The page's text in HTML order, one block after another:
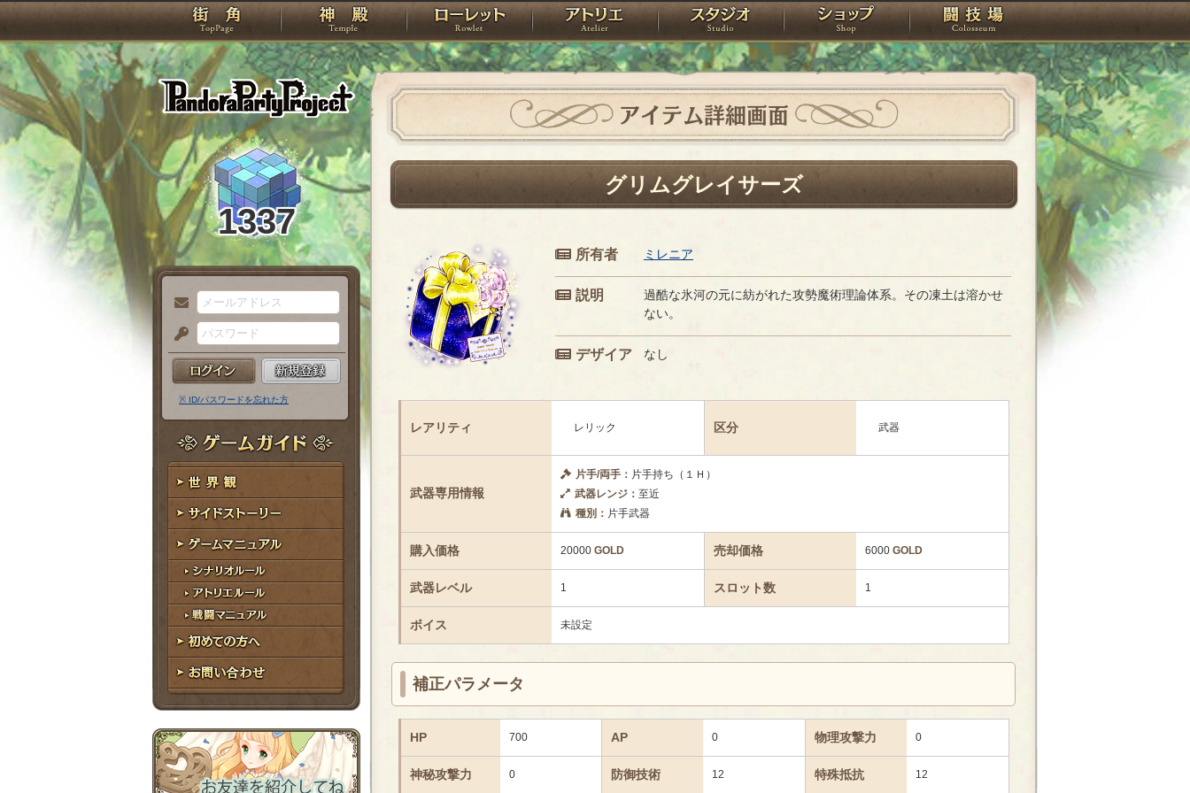
PandoraPartyProject
TOP 神殿 ローレット アトリエ スタジオ ショップ 闘技場
1337
メ
ー
ル
ア
ド
レ
ス
パ
ス
ー
ド
※ ID/パスワードを忘れた方
ゲームガイド
世界観
サイドストーリー
ゲームマニュアル
シナリオルール
アトリエルール
戦闘マニュアル
初めての方へ
お問い合わせ
アイテム詳細画面
グリムグレイサーズ
所有者 ミレニア
説明
過酷な氷河の元に紡がれた攻勢魔術理論体系。その凍土は溶かせ
ない。
デザイア なし
レアリティ レリック 区分 武器
武器専用情報
片手/両手： 片手持ち（１Ｈ）
武器レンジ： 至近
種別： 片手武器
購入価格 20000 GOLD 売却価格 6000 GOLD
武器レベル 1 スロット数 1
ボイス 未設定
補正パラメータ
HP 700 AP 0 物理攻撃力 0
神秘攻撃力 0 防御技術 12 特殊抵抗 12